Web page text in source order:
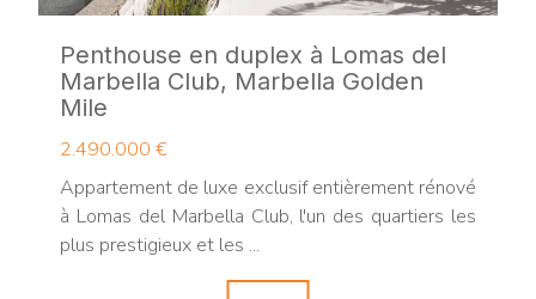
Penthouse en duplex à Lomas del
Marbella Club, Marbella Golden
Mile
2.490.000 €
Appartement de luxe exclusif entièrement rénové
à Lomas del Marbella Club, l'un des quartiers les
plus prestigieux et les ...